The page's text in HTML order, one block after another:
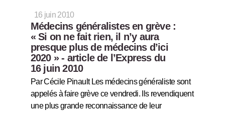
16 juin 2010
Médecins généralistes en grève :
« Si on ne fait rien, il n’y aura
presque plus de médecins d’ici
2020 » - article de l’Express du
16 juin 2010
Par Cécile Pinault Les médecins généraliste sont
appelés à faire grève ce vendredi. Ils revendiquent
une plus grande reconnaissance de leur